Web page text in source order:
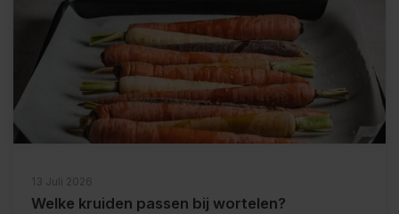
13 Juli 2026
Welke kruiden passen bij wortelen?